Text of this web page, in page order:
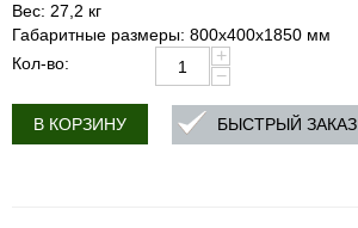
Вес: 27,2 кг
Габаритные размеры: 800х400х1850 мм
Кол-во:
+
−
В КОРЗИНУ БЫСТРЫЙ ЗАКАЗ